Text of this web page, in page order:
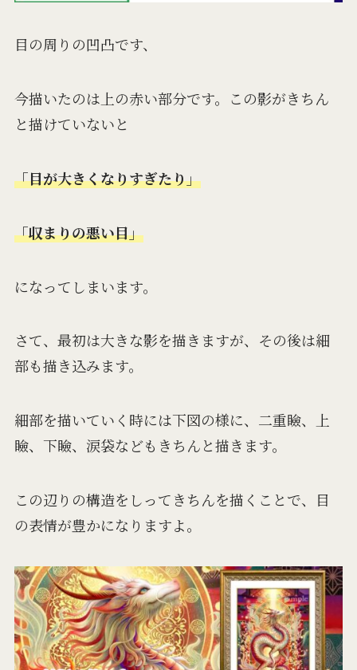
目の周りの凹凸です、
今描いたのは上の赤い部分です。この影がきちん
と描けていないと
「目が大きくなりすぎたり」
「収まりの悪い目」
になってしまいます。
さて、最初は大きな影を描きますが、その後は細
部も描き込みます。
細部を描いていく時には下図の様に、二重瞼、上
瞼、下瞼、涙袋などもきちんと描きます。
この辺りの構造をしってきちんを描くことで、目
の表情が豊かになりますよ。